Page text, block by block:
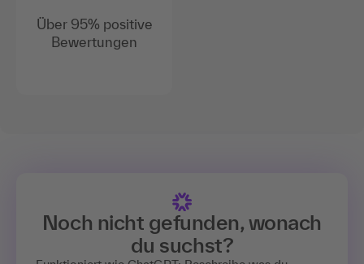
Über 95% positive
Bewertungen
Noch nicht gefunden, wonach
du suchst?